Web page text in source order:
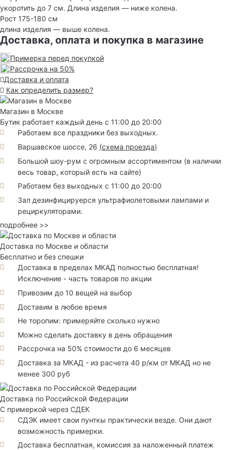
укоротить до 7 см. Длина изделия — ниже колена.
Рост 175-180 см
длина изделия — выше колена.
Доставка, оплата и покупка в магазине
Примерка перед покупкой
Рассрочка на 50%
Доставка и оплата
Как определить размер?
Магазин в Москве
Бутик работает каждый день с 11:00 до 20:00
Работаем все праздники без выходных.
Варшавское шоссе, 26 (схема проезда)
Большой шоу-рум с огромным ассортиментом (в наличии
весь товар, который есть на сайте)
Работаем без выходных с 11:00 до 20:00
Зал дезинфицируерся ультрафиолетовыми лампами и
рециркуляторами.
подробнее >>
Доставка по Москве и области
Бесплатно и без спешки
Доставка в пределах МКАД полностью бесплатная!
Исключение - часть товаров по акции
Привозим до 10 вещей на выбор
Доставим в любое время
Не торопим: примеряйте сколько нужно
Можно сделать доставку в день обращения
Рассрочка на 50% стоимости до 6 месяцев
Доставка за МКАД - из расчета 40 р/км от МКАД но не
менее 300 руб
Доставка по Российской Федерации
С примеркой через СДЕК
СДЭК имеет свои пунткы практически везде. Они дают
возможность примерки.
Доставка бесплатная, комиссия за наложенный платеж